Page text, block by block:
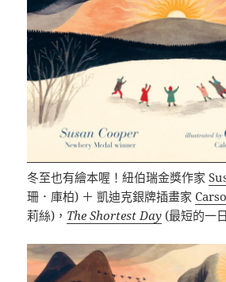
冬至也有繪本喔！紐伯瑞金獎作家
珊．庫柏) ＋ 凱迪克銀牌插畫家
莉絲)， The Shortest Day (最短的一